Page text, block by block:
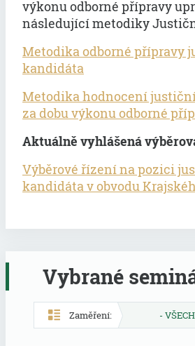
výkonu odborné přípravy
následující metodiky
Metodika odborné přípravy
kandidáta
Metodika hodnocení
za dobu výkonu odborné
Aktuálně vyhlášená
Výběrové řízení na pozici
kandidáta v obvodu
Vybrané
-
Zaměření: